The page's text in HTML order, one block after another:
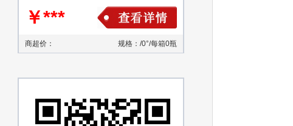
￥***
商超价： 规格：/0°/每箱0瓶